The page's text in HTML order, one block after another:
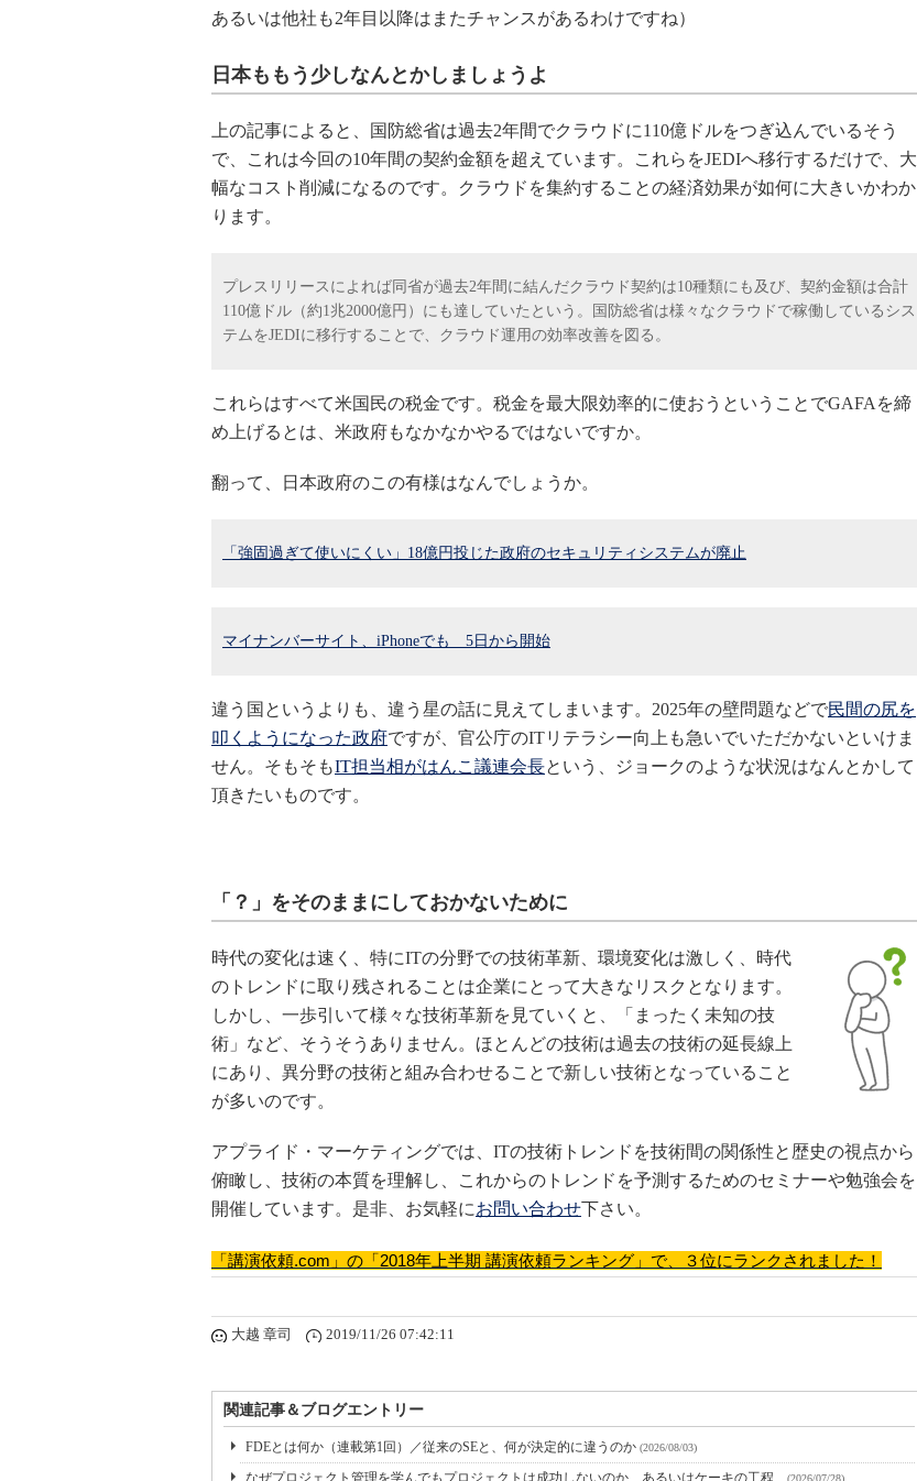
あるいは他社も2年目以降はまたチャンスがあるわけですね）
日本ももう少しなんとかしましょうよ
上の記事によると、国防総省は過去2年間でクラウドに110億ドルをつぎ込んでいるそう
で、これは今回の10年間の契約金額を超えています。これらをJEDIへ移行するだけで、大
幅なコスト削減になるのです。クラウドを集約することの経済効果が如何に大きいかわか
ります。
プレスリリースによれば同省が過去2年間に結んだクラウド契約は10種類にも及び、契約金額は合計
110億ドル（約1兆2000億円）にも達していたという。国防総省は様々なクラウドで稼働しているシス
テムをJEDIに移行することで、クラウド運用の効率改善を図る。
これらはすべて米国民の税金です。税金を最大限効率的に使おうということでGAFAを締
め上げるとは、米政府もなかなかやるではないですか。
翻って、日本政府のこの有様はなんでしょうか。
「強固過ぎて使いにくい」18億円投じた政府のセキュリティシステムが廃止
マイナンバーサイト、iPhoneでも 5日から開始
違う国というよりも、違う星の話に見えてしまいます。2025年の壁問題などで民間の尻を
叩くようになった政府ですが、官公庁のITリテラシー向上も急いでいただかないといけま
せん。そもそもIT担当相がはんこ議連会長という、ジョークのような状況はなんとかして
頂きたいものです。
「？」をそのままにしておかないために
時代の変化は速く、特にITの分野での技術革新、環境変化は激しく、時代
のトレンドに取り残されることは企業にとって大きなリスクとなります。
しかし、一歩引いて様々な技術革新を見ていくと、「まったく未知の技
術」など、そうそうありません。ほとんどの技術は過去の技術の延長線上
にあり、異分野の技術と組み合わせることで新しい技術となっていること
が多いのです。
アプライド・マーケティングでは、ITの技術トレンドを技術間の関係性と歴史の視点から
俯瞰し、技術の本質を理解し、これからのトレンドを予測するためのセミナーや勉強会を
開催しています。是非、お気軽にお問い合わせ下さい。
「講演依頼.com」の「2018年上半期 講演依頼ランキング」で、３位にランクされました！
大越 章司 2019/11/26 07:42:11
関連記事＆ブログエントリー
FDEとは何か（連載第1回）／従来のSEと、何が決定的に違うのか (2026/08/03)
なぜプロジェクト管理を学んでもプロジェクトは成功しないのか、あるいはケーキの工程... (2026/07/28)